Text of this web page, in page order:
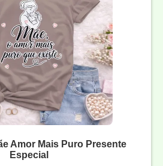
Amor Mais Puro Presente
Especial